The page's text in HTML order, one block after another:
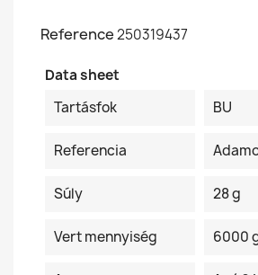
Reference250319437
Data sheet
Tartásfok
BU
Referencia
Súly 28 g
Vert mennyiség 6000